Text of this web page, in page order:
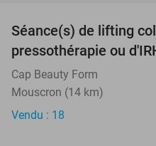
Séance(s) de lifting
pressothérapie ou
Cap Beauty Form
Mouscron (14 km)
Vendu : 18